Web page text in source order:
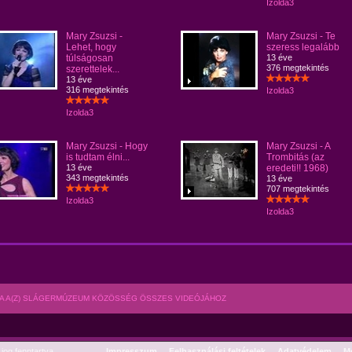
Izolda3
Mary Zsuzsi -
Lehet, hogy
túlságosan
szerettelek...
13 éve
316 megtekintés
Izolda3
Mary Zsuzsi - Te
szeress legalább
13 éve
376 megtekintés
Izolda3
Mary Zsuzsi - Hogy
is tudtam élni...
13 éve
343 megtekintés
Izolda3
Mary Zsuzsi - A
Trombitás (az
eredeti!! 1968)
13 éve
707 megtekintés
Izolda3
A(Z) SLÁGERMÚZEUM KÖZÖSSÉG ÖSSZES VIDEÓJÁHOZ